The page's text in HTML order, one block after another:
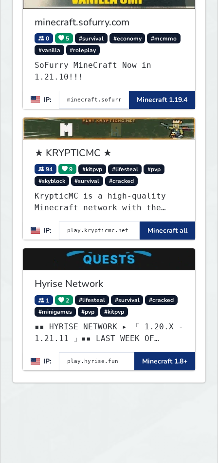
minecraft.sofurry.com
0 5 #survival #economy
#mcmmo
#vanilla
#roleplay
SoFurry MineCraft Now in
1.21.10!!!
IP: Minecraft 1.19.4
★ KRYPTICMC ★
94 9 #kitpvp #lifesteal
#pvp
#skyblock
#survival #cracked
KrypticMC is a high-quality
Minecraft network with the
BEST gamemodes you'll ever
play. Minigames, KitPvP,
Lifesteal, Prison, Practice,
Bedwars, Skywars, & much much
IP: Minecraft all
Hyrise Network
1 2 #lifesteal #survival
#cracked
#minigames
#pvp #kitpvp
▪▪ HYRISE NETWORK ▸ 「 1.20.X -
1.21.11 」▪▪ LAST WEEK OF
LIFESTEAL! ┃ discord.gg/hyrise
IP:
Minecraft 1.8+